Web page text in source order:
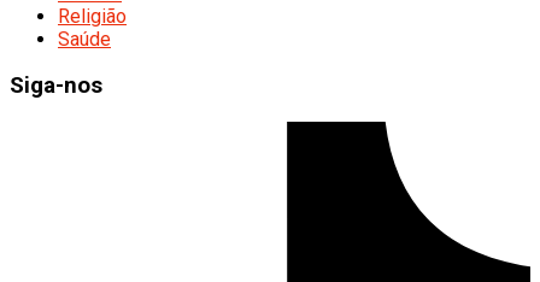
Religião
Saúde
Siga-nos